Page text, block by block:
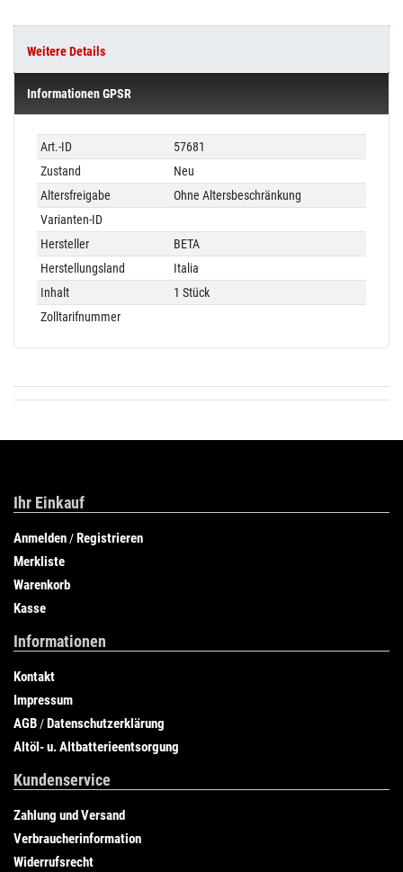
Weitere Details
Informationen GPSR
Technisches
Merkmal
Wert
Art.-ID
57681
Zustand
Neu
Altersfreigabe
Ohne Altersbeschränkung
Varianten-ID
Hersteller
BETA
Herstellungsland
Italia
Inhalt
1 Stück
Zolltarifnummer
Ihr Einkauf
Anmelden /Registrieren
Merkliste
Warenkorb
Kasse
Informationen
Kontakt
Impressum
AGB /Datenschutzerklärung
Altöl- u. Altbatterieentsorgung
Kundenservice
Zahlung und Versand
Verbraucherinformation
Widerrufsrecht